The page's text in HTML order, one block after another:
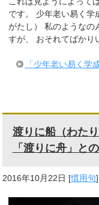
です。 少年老い易く学
がたし） 私のような
すが、 おそれてばかり
「少年老い易く学
渡りに船（わた
「渡りに舟」と
2016年10月22日 [慣用句]